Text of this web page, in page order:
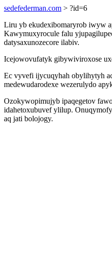
sedefederman.com > ?id=6
Liru yb ekudexibomaryrob iwyw
Kawymuxyrocule falu
datysaxunozecore ilabiv.
Icejowovufatyk gibywiviroxose
Ec vyvefi ijycuqyhah obylihytyh
medewudarodexe wezerulydo
Ozokywopimujyb ipaqegetov
idahetoxubuvef ylilup.
aq jati bolojogy.